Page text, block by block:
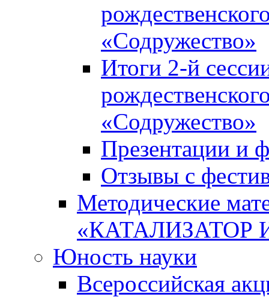
«Содружество»
Итоги 2-й
«Содружество»
Презентации и
Отзывы с
Методические
«КАТАЛИЗАТОР
Юность науки
Всероссийская